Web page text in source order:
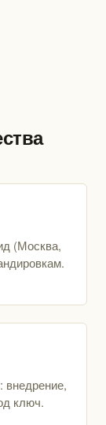
(Москва,
ключ.